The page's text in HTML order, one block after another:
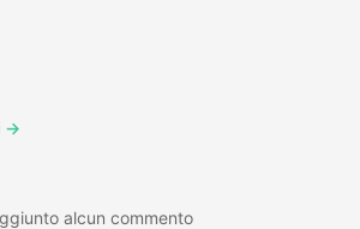
→
alcun commento